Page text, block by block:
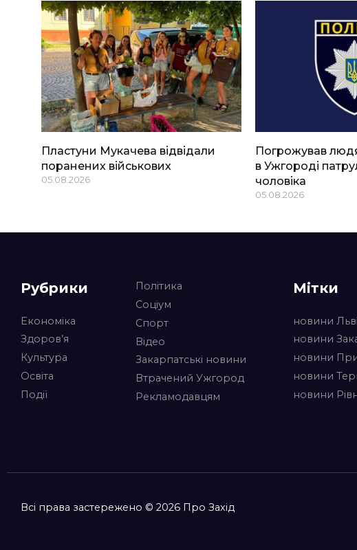
Пластуни Мукачева відвідали
поранених військових
05.08.2026
Погрожував
в Ужгороді
чоловіка
05.08.2026
Рубрики
Економіка
Здоров’я
Культура
Освіта
Події
Політика
Соціум
Спорт
Відео
Закарпатські новини
Втрачений Ужгород
Рекламодавцям
Мітки
новини
новини
новини
новини
новини
Всі права застережено © 2026 Про Захід